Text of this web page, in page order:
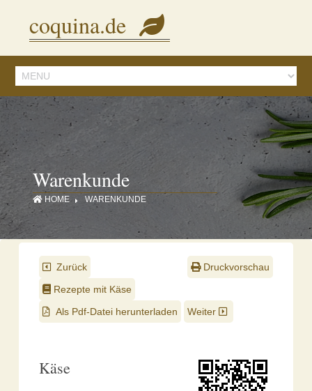
Diese Seite verwendet Cookies, um Inhalte und Anzeigen zu personalisieren.
Mit der Nutzung dieser Webseite stimmen Sie dem zu.
coquina.de
Warenkunde
HOME WARENKUNDE
Zurück
Druckvorschau
Rezepte mit Käse
Als Pdf-Datei herunterladen
Weiter
Käse